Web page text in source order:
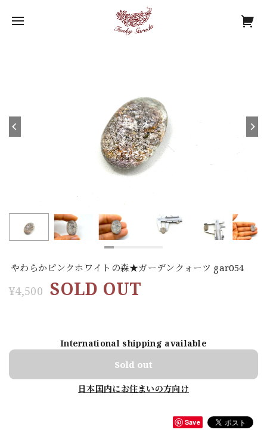
やわらかピンクホワイトの森★ガーデンクォーツ gar054
¥4,500 SOLD OUT
International shipping available
Sold out
日本国内にお住まいの方向け
Save